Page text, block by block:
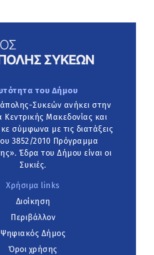
του Δήμου
Συκεών ανήκει στην
Κεντρικής Μακεδονίας και
σύμφωνα με τις διατάξεις
3852/2010 Πρόγραμμα
Έδρα του Δήμου είναι οι
Συκιές.
Χρήσιμα links
Διοίκηση
Περιβάλλον
Ψηφιακός Δήμος
Όροι χρήσης